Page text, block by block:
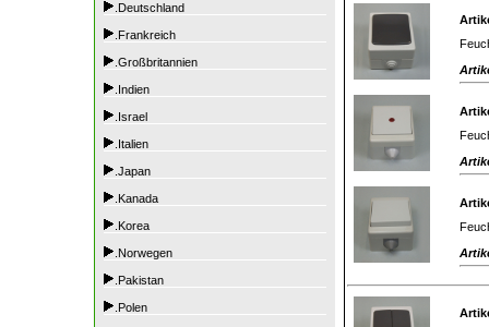
.Deutschland
.Frankreich
.Großbritannien
.Indien
.Israel
.Italien
.Japan
.Kanada
.Korea
.Norwegen
.Pakistan
.Polen